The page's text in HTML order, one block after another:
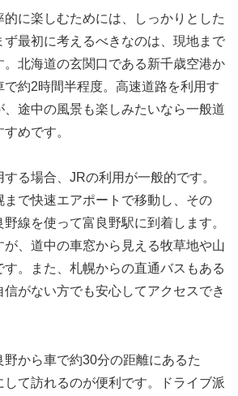
に楽しむためには、しっかりとした
ず最初に考えるべきなのは、現地まで
。北海道の玄関口である新千歳空港か
で約2時間半程度。高速道路を利用す
、途中の風景も楽しみたいなら一般道
めです。
る場合、JRの利用が一般的です。
まで快速エアポートで移動し、その
線を使って富良野駅に到着します。
が、道中の車窓から見える牧草地や山
。また、札幌からの直通バスもある
がない方でも安心してアクセスでき
から車で約30分の距離にあるた
て訪れるのが便利です。ドライブ派